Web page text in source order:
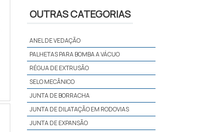
OUTRAS CATEGORIAS
ANEL DE VEDAÇÃO
PALHETAS PARA BOMBA A VÁCUO
RÉGUA DE EXTRUSÃO
SELO MECÂNICO
JUNTA DE BORRACHA
JUNTA DE DILATAÇÃO EM RODOVIAS
JUNTA DE EXPANSÃO